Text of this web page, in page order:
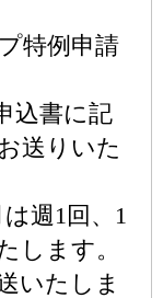
特例申請
込書に記
送りいた
週1回、1
します。
いたしま